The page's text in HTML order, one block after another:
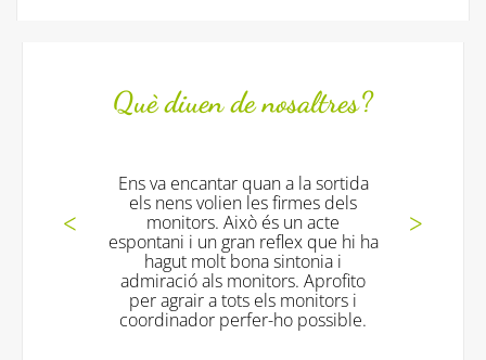
Què diuen de nosaltres?
va encantar quan a la sortida
nens volien les firmes dels
monitors. Això és un acte
i un gran reflex que hi ha
hagut molt bona sintonia i
als monitors. Aprofito
agrair a tots els monitors i
perfer-ho possible.
Desde
muchas